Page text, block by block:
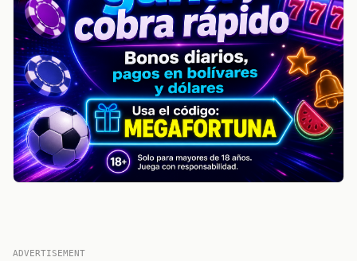
ADVERTISEMENT